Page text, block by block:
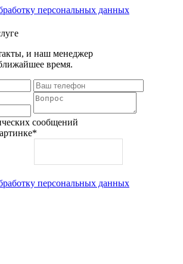
персональных данных
и наш менеджер
время.
сообщений
*
персональных данных